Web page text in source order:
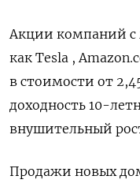
Акции компаний с
как Tesla ,
в стоимости от
доходность 10-
внушительный
Продажи новых